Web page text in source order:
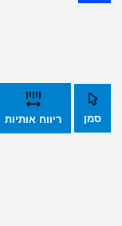
סמן ריווח אותיות